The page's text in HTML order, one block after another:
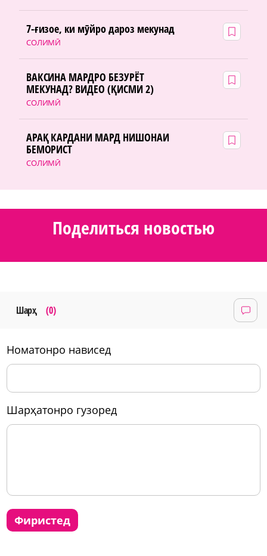
СОЛИМӢ
7-ғизое, ки мӯйро дароз мекунад
СОЛИМӢ
ВАКСИНА МАРДРО БЕЗУРЁТ
МЕКУНАД? ВИДЕО (ҚИСМИ 2)
СОЛИМӢ
АРАҚ КАРДАНИ МАРД НИШОНАИ
БЕМОРИСТ
Поделиться новостью
Шарҳ (0)
номатонро нависед
шарҳатонро гузоред
фиристед